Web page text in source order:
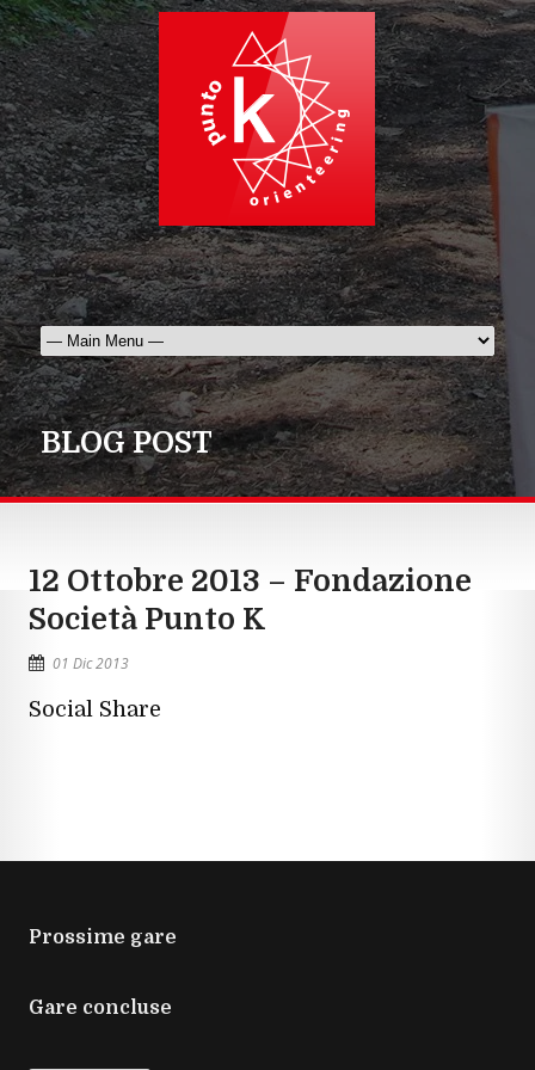
BLOG POST
12 Ottobre 2013 – Fondazione
Società Punto K
01 Dic 2013
Social Share
Prossime gare
Gare concluse